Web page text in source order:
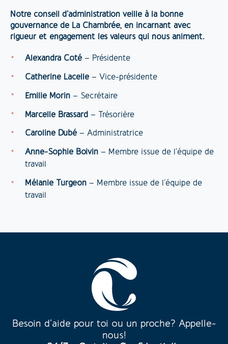
Notre conseil d’administration veille à la bonne
gouvernance de La Chambrée, en incarnant avec
rigueur et engagement les valeurs qui nous animent.
Alexandra Coté– Présidente
Catherine Lacelle– Vice-présidente
Émilie Morin– Secrétaire
Marcelle Brassard – Trésorière
Caroline Dubé– Administratrice
Anne-Sophie Boivin– Membre issue de l’équipe de
travail
Mélanie Turgeon– Membre issue de l’équipe de
travail
Besoin d’aide pour toi ou un proche? Appelle-
nous!